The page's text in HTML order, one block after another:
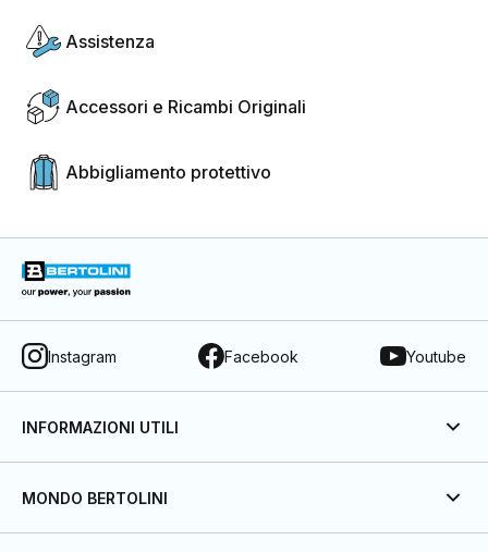
Assistenza
Accessori e Ricambi Originali
Abbigliamento protettivo
Instagram Facebook Youtube
INFORMAZIONI UTILI
MONDO BERTOLINI